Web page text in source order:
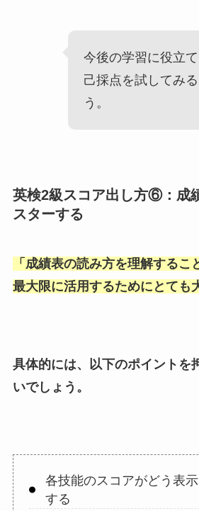
今後の学習に役立
己採点を試してみ
う。
英検2級スコア出し方⑥：成
スターする
「 成績表の読み方を理解するこ
最大限に活用するためにとても
具体的には、以下のポイントを
いでしょう。
各技能のスコアがどう表
する